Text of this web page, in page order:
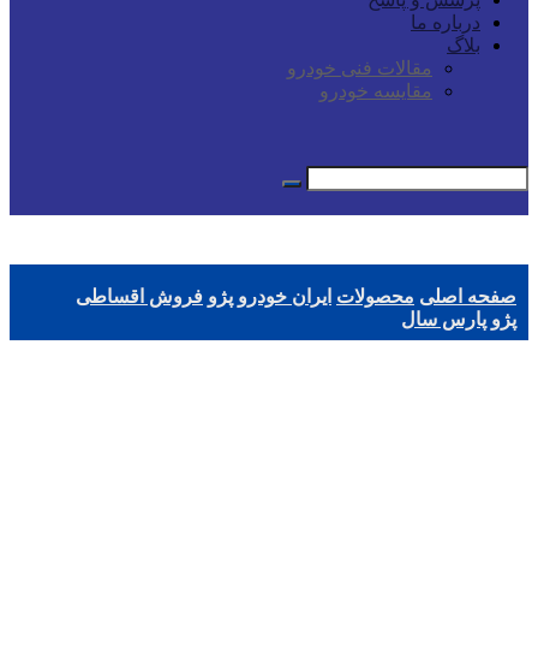
درباره ما
بلاگ
مقالات فنی خودرو
مقایسه خودرو
صفحه اصلی محصولات ایران خودرو پژو فروش اقساطی
پژو پارس سال